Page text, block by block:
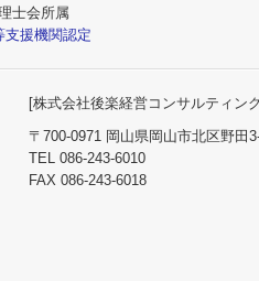
士会所属
支援機関認定
[株式会社後楽経営コンサルティン
〒700-0971 岡山県岡山市北区野田
TEL 086-243-6010
FAX 086-243-6018